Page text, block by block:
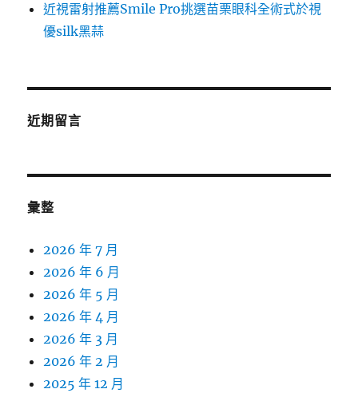
近視雷射推薦Smile Pro挑選苗栗眼科全術式於視
優silk黑蒜
近期留言
彙整
2026 年 7 月
2026 年 6 月
2026 年 5 月
2026 年 4 月
2026 年 3 月
2026 年 2 月
2025 年 12 月